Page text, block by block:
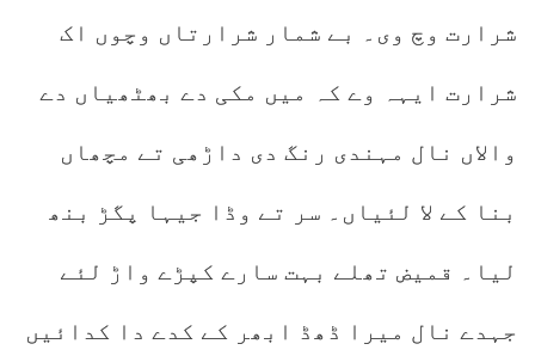
شرارت وچ وی۔ بے شمار شرارتاں وچوں اک
شرارت ایہہ وے کہ میں مکی دے بھٹھیاں دے
والاں نال مہندی رنگ دی داڑھی تے مچھاں
بنا کے لا لئیاں۔ سر تے وڈا جیہا پگڑ بنھ
لیا۔ قمیض تھلے بہت سارے کپڑے واڑ لئے
جہدے نال میرا ڈھڈ ابھر کے کدے دا کدائیں